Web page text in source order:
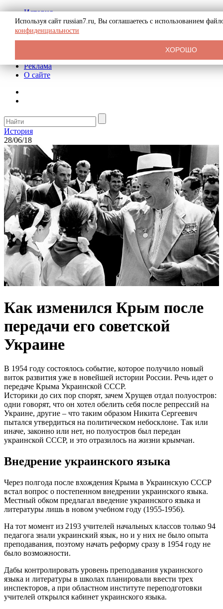
История
Биография
Криминал
СССР
Реклама
О сайте
История
28/06/18
Как изменился Крым после
передачи его советской
Украине
В 1954 году состоялось событие, которое получило новый
виток развития уже в новейшей истории России. Речь идет о
передаче Крыма Украинской СССР.
Историки до сих пор спорят, зачем Хрущев отдал полуостров:
одни говорят, что он хотел обелить себя после репрессий на
Украине, другие – что таким образом Никита Сергеевич
пытался утвердиться на политическом небосклоне. Так или
иначе, законно или нет, но полуостров был передан
украинской СССР, и это отразилось на жизни крымчан.
Внедрение украинского языка
Через полгода после вхождения Крыма в Украинскую СССР
встал вопрос о постепенном внедрении украинского языка.
Местный обком предлагал введение украинского языка и
литературы лишь в новом учебном году (1955-1956).
На тот момент из 2193 учителей начальных классов только 94
педагога знали украинский язык, но и у них не было опыта
преподавания, поэтому начать реформу сразу в 1954 году не
было возможности.
Дабы контролировать уровень преподавания украинского
языка и литературы в школах планировали ввести трех
инспекторов, а при областном институте переподготовки
учителей открылся кабинет украинского языка.
Используя сайт russian7.ru, Вы соглашаетесь с использованием
конфиденциальности
ХОРОШО